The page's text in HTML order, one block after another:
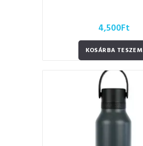
4,500Ft
KOSÁRBA TESZEM